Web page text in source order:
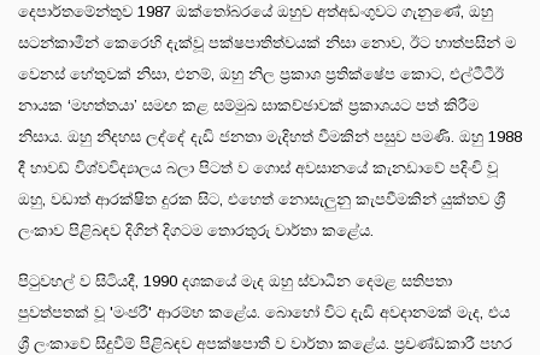
දෙපාර්තමේන්තුව 1987 ඔක්තෝබරයේ ඔහුව අත්අඩංගුවට ගැනුණේ, ඔහු
සටන්කාමීන් කෙරෙහි දැක්වූ පක්ෂපාතිත්වයක් නිසා නොව, ඊට හාත්පසින් ම
වෙනස් හේතුවක් නිසා, එනම්, ඔහු නිල ප්‍රකාශ ප්‍රතික්ෂේප කොට, එල්ටීටීඊ
නායක ‘මහත්තයා’ සමඟ කළ සම්මුඛ සාකච්ඡාවක් ප්‍රකාශයට පත් කිරීම
නිසාය. ඔහු නිදහස ලද්දේ දැඩි ජනතා මැදිහත් වීමකින් පසුව පමණි. ඔහු 1988
දී හාවඩ් විශ්වවිද්‍යාලය බලා පිටත් ව ගොස් අවසානයේ කැනඩාවේ පදිංචි වූ
ඔහු, වඩාත් ආරක්ෂිත දුරක සිට, එහෙත් නොසැලුනු කැපවීමකින් යුක්තව ශ්‍රී
ලංකාව පිළිබඳව දිගින් දිගටම තොරතුරු වාර්තා කළේය.
පිටුවහල් ව සිටියදී, 1990 දශකයේ මැද ඔහු ස්වාධීන දෙමළ සතිපතා
පුවත්පතක් වූ 'මංජරී' ආරම්භ කළේය. බොහෝ විට දැඩි අවදානමක් මැද, එය
ශ්‍රී ලංකාවේ සිදුවීම් පිළිබඳව අපක්ෂපාතී ව වාර්තා කළේය. ප්‍රචණ්ඩකාරී පහර